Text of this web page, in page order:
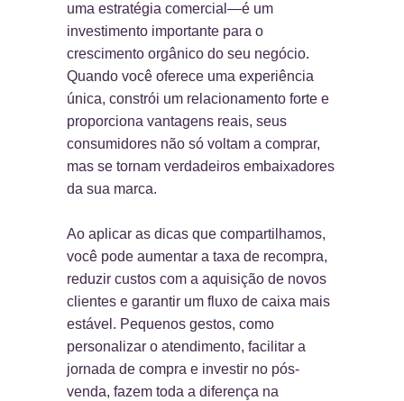
uma estratégia comercial—é um
investimento importante para o
crescimento orgânico do seu negócio.
Quando você oferece uma experiência
única, constrói um relacionamento forte e
proporciona vantagens reais, seus
consumidores não só voltam a comprar,
mas se tornam verdadeiros embaixadores
da sua marca.
Ao aplicar as dicas que compartilhamos,
você pode aumentar a taxa de recompra,
reduzir custos com a aquisição de novos
clientes e garantir um fluxo de caixa mais
estável. Pequenos gestos, como
personalizar o atendimento, facilitar a
jornada de compra e investir no pós-
venda, fazem toda a diferença na